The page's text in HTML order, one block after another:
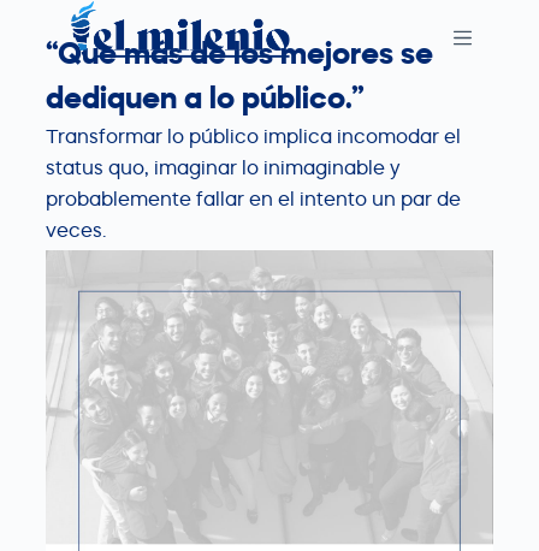
“Que más de los mejores se
dediquen a lo público.”
Transformar lo público implica incomodar el
status quo, imaginar lo inimaginable y
probablemente fallar en el intento un par de
veces.